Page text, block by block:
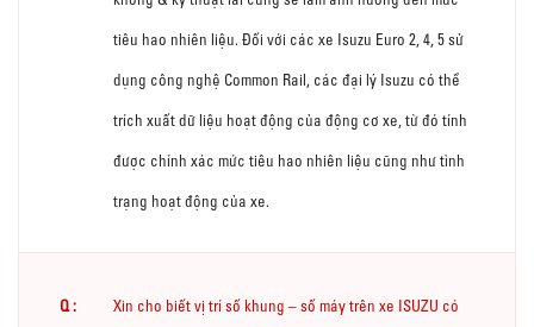
tiêu hao nhiên liệu. Đối với các xe Isuzu Euro 2, 4, 5 sử
dụng công nghệ Common Rail, các đại lý Isuzu có thể
trích xuất dữ liệu hoạt động của động cơ xe, từ đó tính
được chính xác mức tiêu hao nhiên liệu cũng như tình
trạng hoạt động của xe.
Xin cho biết vị trí số khung – số máy trên xe ISUZU có